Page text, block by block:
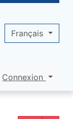
Connexion
Français